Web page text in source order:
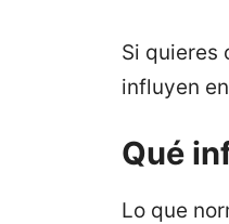
Si quieres
influyen
Qué
Lo que